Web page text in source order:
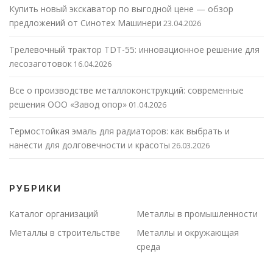
Купить новый экскаватор по выгодной цене — обзор
предложений от Синотех Машинери 23.04.2026
Трелевочный трактор TDT-55: инновационное решение для
лесозаготовок 16.04.2026
Все о производстве металлоконструкций: современные
решения ООО «Завод опор» 01.04.2026
Термостойкая эмаль для радиаторов: как выбрать и
нанести для долговечности и красоты 26.03.2026
РУБРИКИ
Каталог организаций
Металлы в промышленности
Металлы в строительстве
Металлы и окружающая
среда